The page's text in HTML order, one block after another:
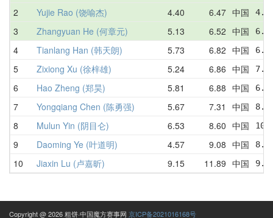
2 Yujie Rao (饶喻杰) 4.40 6.47 中国
3 Zhangyuan He (何章元) 5.13 6.52 中国
4 Tianlang Han (韩天朗) 5.73 6.82 中国
5 Zixiong Xu (徐梓雄) 5.24 6.86 中国
6 Hao Zheng (郑昊) 5.81 6.88 中国
7 Yongqiang Chen (陈勇强) 5.67 7.31 中国
8 Mulun Yin (阴目仑) 6.53 8.60 中国
9 Daoming Ye (叶道明) 4.57 9.08 中国
10 Jiaxin Lu (卢嘉昕) 9.15 11.89 中国
Copyright @ 2026 粗饼·中国魔方赛事网 京ICP备2021016168号